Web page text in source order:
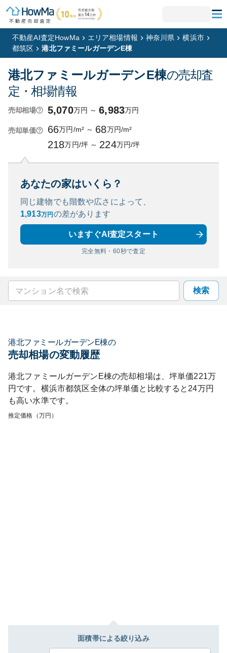
不動産AI査定HowMa エリア相場情報 神奈川県
横浜市
都筑区
港北ファミールガーデンE棟
港北ファミールガーデンE棟の売却査
定・相場情報
売却相場 5,070万円 ～ 6,983万円
売却単価 66万円/m² ～ 68万円/m²
218万円/坪 ～ 224万円/坪
あなたの家はいくら？
同じ建物でも階数や広さによって、
1,913万円 の差があります
いますぐAI査定スタート
完全無料・60秒で査定
検索
港北ファミールガーデンE棟の
売却相場の変動履歴
港北ファミールガーデンE棟の売却相場は、坪単価221万
円です。 横浜市都筑区全体の坪単価と比較すると 24万円
も高い水準です。
推定価格（万円）
面積帯による絞り込み